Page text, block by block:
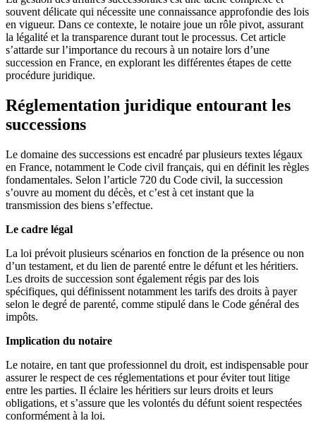
souvent délicate qui nécessite une connaissance approfondie des lois
en vigueur. Dans ce contexte, le notaire joue un rôle pivot, assurant
la légalité et la transparence durant tout le processus. Cet article
s’attarde sur l’importance du recours à un notaire lors d’une
succession en France, en explorant les différentes étapes de cette
procédure juridique.
Réglementation juridique entourant les
successions
Le domaine des successions est encadré par plusieurs textes légaux
en France, notamment le Code civil français, qui en définit les règles
fondamentales. Selon l’article 720 du Code civil, la succession
s’ouvre au moment du décès, et c’est à cet instant que la
transmission des biens s’effectue.
Le cadre légal
La loi prévoit plusieurs scénarios en fonction de la présence ou non
d’un testament, et du lien de parenté entre le défunt et les héritiers.
Les droits de succession sont également régis par des lois
spécifiques, qui définissent notamment les tarifs des droits à payer
selon le degré de parenté, comme stipulé dans le Code général des
impôts.
Implication du notaire
Le notaire, en tant que professionnel du droit, est indispensable pour
assurer le respect de ces réglementations et pour éviter tout litige
entre les parties. Il éclaire les héritiers sur leurs droits et leurs
obligations, et s’assure que les volontés du défunt soient respectées
conformément à la loi.